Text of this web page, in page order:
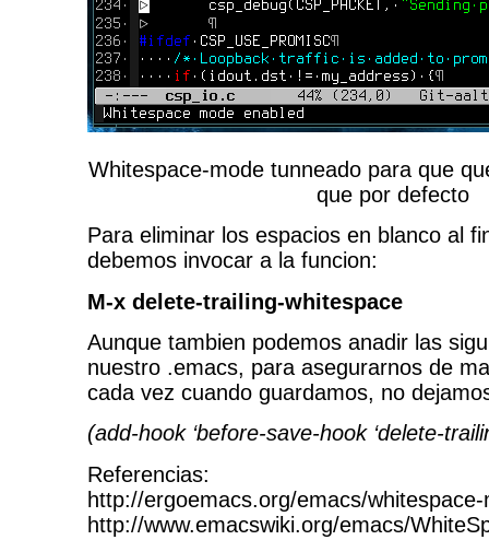
Whitespace-mode tunneado para que
que por defecto
Para eliminar los espacios en blanco al
debemos invocar a la funcion:
M-x delete-trailing-whitespace
Aunque tambien podemos anadir las
nuestro .emacs, para asegurarnos de
cada vez cuando guardamos, no
(add-hook ‘before-save-hook ‘delete-
Referencias:
http://ergoemacs.org/emacs/
http://www.emacswiki.org/emacs/